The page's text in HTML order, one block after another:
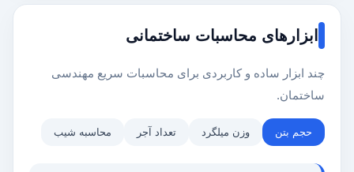
ابزارهای محاسبات ساختمانی
چند ابزار ساده و کاربردی برای محاسبات سریع مهندسی
ساختمان.
حجم بتن وزن میلگرد تعداد آجر محاسبه شیب